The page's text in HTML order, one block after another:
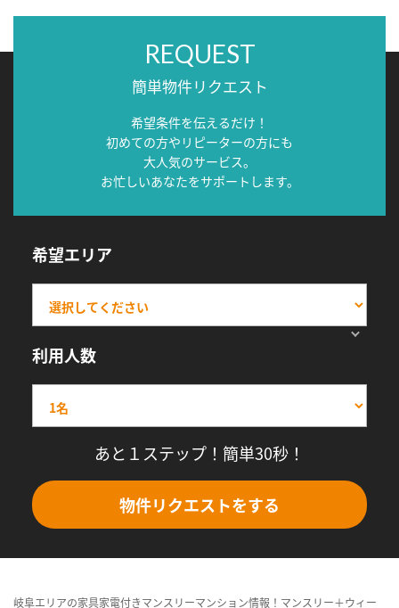
REQUEST
簡単物件リクエスト
希望条件を伝えるだけ！
初めての方やリピーターの方にも
大人気のサービス。
お忙しいあなたをサポートします。
希望エリア
利用人数
あと１ステップ！簡単30秒！
物件リクエストをする
岐阜エリアの家具家電付きマンスリーマンション情報！マンスリー＋ウィー